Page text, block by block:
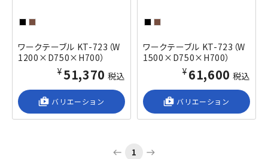
ワークテーブル KT-723（W
1200×D750×H700）
¥51,370 税込
shop_2 バリエーション
ワークテーブル KT-723（W
1500×D750×H700）
¥61,600 税込
shop_2 バリエーション
west 1 east